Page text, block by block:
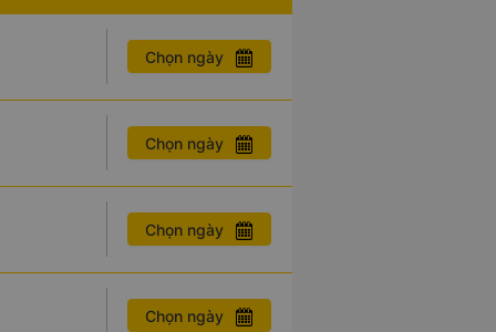
Chọn ngày
Chọn ngày
Chọn ngày
Chọn ngày